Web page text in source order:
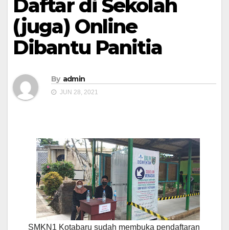
Daftar di Sekolah
(juga) Online
Dibantu Panitia
By admin
JUN 28, 2021
SMKN1 Kotabaru sudah membuka pendaftaran